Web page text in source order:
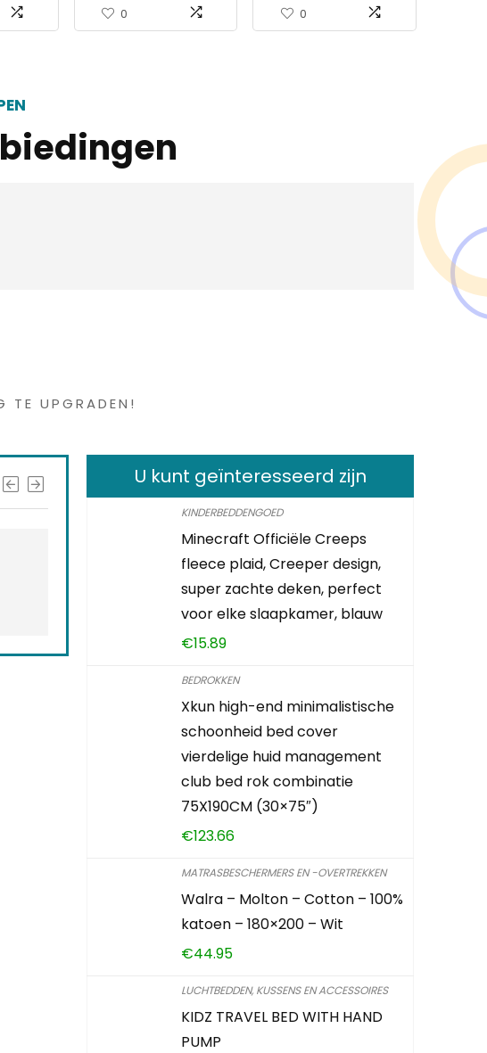
0 0
TE UPGRADEN!
U kunt geïnteresseerd zijn
KINDERBEDDENGOED
Minecraft Officiële Creeps
fleece plaid, Creeper design,
super zachte deken, perfect
voor elke slaapkamer, blauw
€15.89
BEDROKKEN
Xkun high-end minimalistische
schoonheid bed cover
vierdelige huid management
club bed rok combinatie
75X190CM (30×75″)
€123.66
MATRASBESCHERMERS EN -OVERTREKKEN
Walra – Molton – Cotton – 100%
katoen – 180×200 – Wit
€44.95
LUCHTBEDDEN, KUSSENS EN ACCESSOIRES
KIDZ TRAVEL BED WITH HAND
PUMP